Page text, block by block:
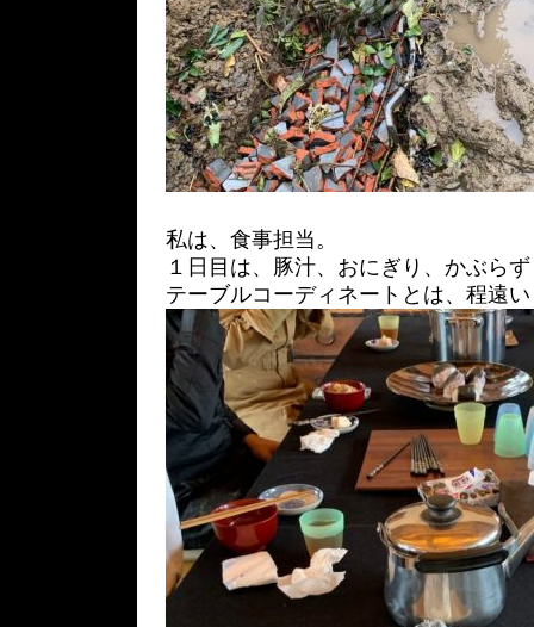
私は、食事担当。
１日目は、豚汁、おにぎり、かぶら
テーブルコーディネートとは、程遠